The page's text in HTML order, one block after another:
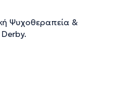
Ψυχοθεραπεία &